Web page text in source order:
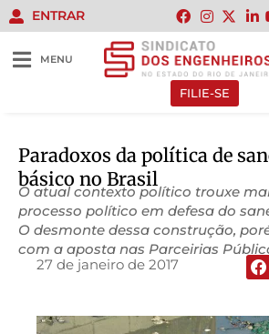
ENTRAR
MENU
FILIE-SE
Paradoxos da política de
básico no Brasil
O atual contexto político trouxe
processo político em defesa do
O desmonte dessa construção,
com a aposta nas Parceirias
27 de janeiro de 2017